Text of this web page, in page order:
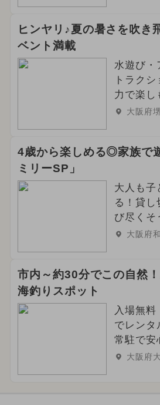
ヒンヤリ♪夏の暑さを吹き
ベント満載
水遊び・
トラク
力で楽し
大阪府
4歳から楽しめる◎家族で
ミリーSP」
大人も子
る！貸し
び尽くそ
大阪府
市内～約30分でこの自然
海釣りスポット
入場無料
でレンタ
常駐で安
大阪府